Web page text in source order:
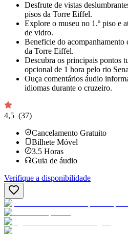
Desfrute de vistas
pisos da Torre Eiffel.
Explore o museu no 1.º piso e
de vidro.
Beneficie do acompanhamento
da Torre Eiffel.
Descubra os principais pontos
opcional de 1 hora pelo rio
Ouça comentários áudio
idiomas durante o cruzeiro.
4,5 (37)
Cancelamento Gratuito
Bilhete Móvel
3.5 Horas
Guia de áudio
Verifique a disponibilidade